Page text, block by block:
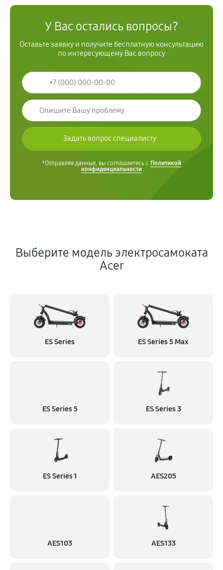
У Вас остались вопросы?
Оставьте заявку и получите бесплатную консультацию
по интересующему Вас вопросу
*Отправляя данные, вы соглашаетесь с Политикой
конфиденциальности
Выберите модель электросамоката
Acer
ES Series ES Series 5 Max
ES Series 5 ES Series 3
ES Series 1 AES205
AES103 AES133